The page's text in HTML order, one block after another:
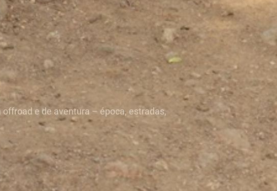
e de aventura – época, estradas,